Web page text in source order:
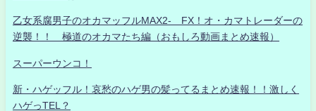
乙女系腐男子のオカマッフルMAX2- FX！オ・カマトレーダーの
逆襲！！ 極道のオカマたち編（おもしろ動画まとめ速報）
スーパーウンコ！
新・ハゲッフル！哀愁のハゲ男の髪ってるまとめ速報！！激しく
ハゲっTEL？